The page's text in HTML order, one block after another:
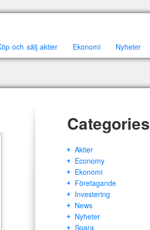
och sälj aktier Ekonomi Nyheter
Categories
Aktier
Economy
Ekonomi
Företagande
Investering
News
Nyheter
Spara